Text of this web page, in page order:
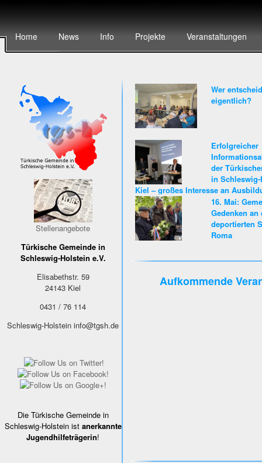
Home News Info Projekte Veranstaltungen
Stellenangebote
Türkische Gemeinde in
Schleswig-Holstein e.V.
Elisabethstr. 59
24143 Kiel
0431 / 76 114
Schleswig-Holstein info@tgsh.de
Die Türkische Gemeinde in
Schleswig-Holstein ist anerkannte
Jugendhilfeträgerin!
Wer
eigentlich?
Erfolgreicher
der
in
Kiel – großes Interesse an
Karriere beim Land Schleswig-
16. Mai:
Gedenken an
deportierten
Roma
Aufkommende